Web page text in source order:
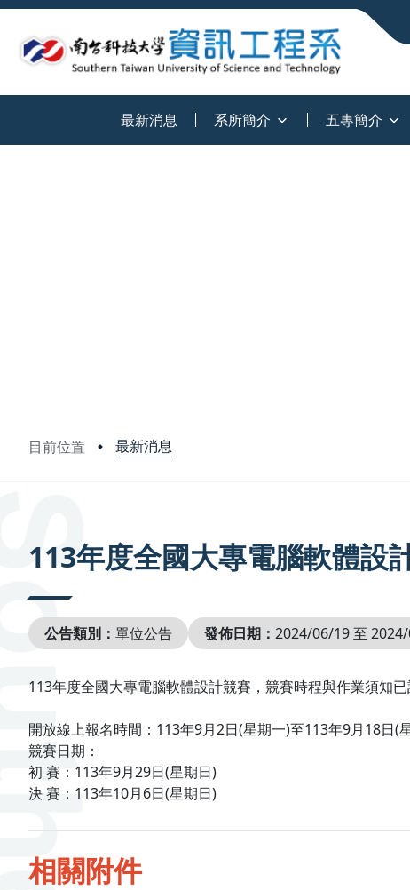
最新消息 系所簡介 五專簡介
目前位置 最新消息
113年度全國大專電腦軟體設
公告類別： 單位公告 發佈日期： 2024/06/19 至
113年度全國大專電腦軟體設計競賽，競賽時程與作業須知已
開放線上報名時間：113年9月2日(星期一)至113年9月18日(
競賽日期：
初 賽：113年9月29日(星期日)
決 賽：113年10月6日(星期日)
相關附件